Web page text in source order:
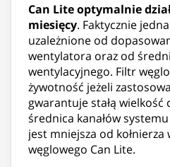
Can Lite optymalnie
miesięcy. Faktycznie
uzależnione od
wentylatora oraz od
wentylacyjnego. Filtr
żywotność jeżeli
gwarantuje stałą wielkość
średnica kanałów
jest mniejsza od
węglowego Can Lite.